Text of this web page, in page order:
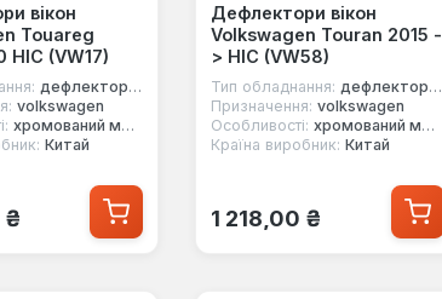
вікон
Touareg
HIC (VW17)
дефлектори вікон
volkswagen
хромований молдинг
Китай
₴
Дефлектори вікон
Volkswagen Touran 2015 -
> HIC (VW58)
Тип обладнання: дефлектори вікон
Призначення: volkswagen
Особливості: хромований молдинг
Країна виробник: Китай
Звичайна ціна:
1 218,00 ₴